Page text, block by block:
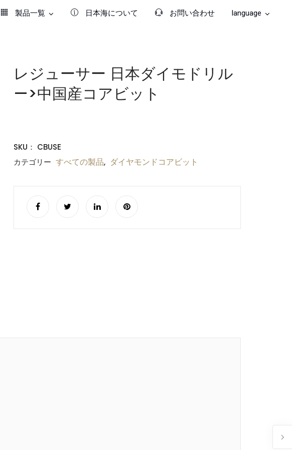
製品一覧 日本海について お問い合わせ language
Japanese
レジューサー 日本ダイモドリル
—>中国産コアビット
SKU： CBUSE
カテゴリー すべての製品, ダイヤモンドコアビット